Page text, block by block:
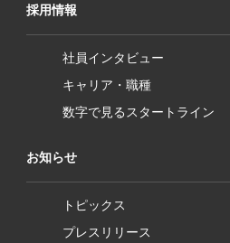
採用情報
社員インタビュー
キャリア・職種
数字で見るスタートライン
お知らせ
トピックス
プレスリリース